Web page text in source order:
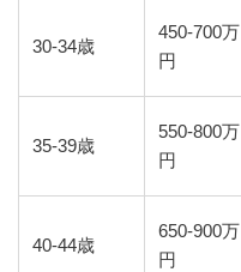
30-34歳
450-700万
円
35-39歳
550-800万
円
40-44歳
650-900万
円